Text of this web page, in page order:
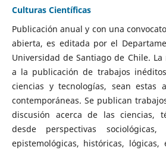
Culturas Científicas
Publicación anual y con una
abierta, es editada por el
Universidad de Santiago de Chile.
a la publicación de trabajos
ciencias y tecnologías, sean estas
contemporáneas. Se publican
discusión acerca de las ciencias,
desde perspectivas sociológicas,
epistemológicas, históricas, lógicas,